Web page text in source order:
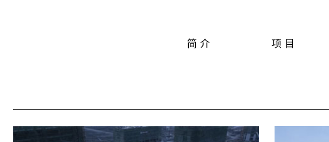
简 介 项 目